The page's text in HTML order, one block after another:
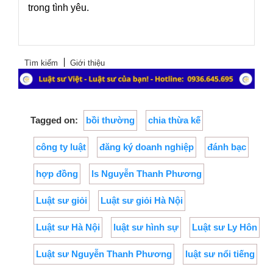
trong tình yêu.
Tìm kiếm Giới thiệu
Tagged on: bồi thường​ chia thừa kế
công ty luật đăng ký doanh nghiệp đánh bạc
hợp đồng ls Nguyễn Thanh Phương
Luật sư giỏi Luật sư giỏi Hà Nội
Luật sư Hà Nội luật sư hình sự Luật sư Ly Hôn
Luật sư Nguyễn Thanh Phương luật sư nổi tiếng